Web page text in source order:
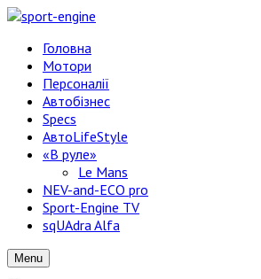
Головна
Мотори
Персоналії
Автобізнес
Specs
АвтоLifeStyle
«В руле»
Le Mans
NEV-and-ECO pro
Sport-Engine TV
sqUAdra Alfa
Menu